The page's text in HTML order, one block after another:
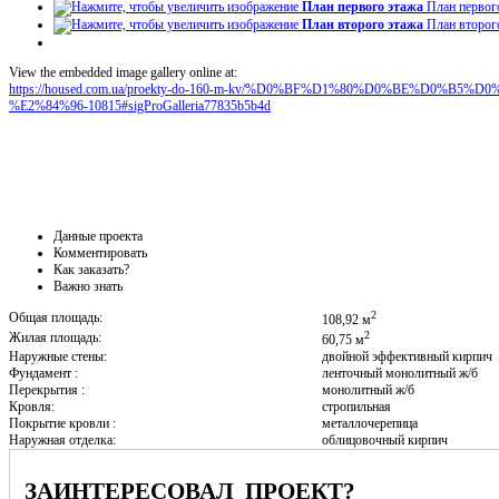
План первого этажа План
План второго этажа План
View the embedded image gallery online at:
https://housed.com.ua/proekty-do-160-m-kv/
%E2%84%96-10815#sigProGalleria77835b5b4d
Данные проекта
Комментировать
Как заказать?
Важно знать
Общая площадь:
108,92 м2
Жилая площадь: 60,75 м2
Наружные стены:
двойной эффективный кирпич
Фундамент :
ленточный монолитный ж/б
Перекрытия :
монолитный ж/б
Кровля:
стропильная
Покрытие кровли :
металлочерепица
Наружная отделка:
облицовочный кирпич
ЗАИНТЕРЕСОВАЛ ПРОЕКТ?